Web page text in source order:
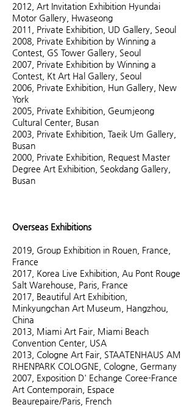
2012, Art Invitation Exhibition Hyundai
Motor Gallery, Hwaseong
2011, Private Exhibition, UD Gallery, Seoul
2008, Private Exhibition by Winning a
Contest, GS Tower Gallery, Seoul
2007, Private Exhibition by Winning a
Contest, Kt Art Hal Gallery, Seoul
2006, Private Exhibition, Hun Gallery, New
York
2005, Private Exhibition, Geumjeong
Cultural Center, Busan
2003, Private Exhibition, Taeik Um Gallery,
Busan
2000, Private Exhibition, Request Master
Degree Art Exhibition, Seokdang Gallery,
Busan
Overseas Exhibitions
2019, Group Exhibition in Rouen, France,
France
2017, Korea Live Exhibition, Au Pont Rouge
Salt Warehouse, Paris, France
2017, Beautiful Art Exhibition,
Minkyungchan Art Museum, Hangzhou,
China
2013, Miami Art Fair, Miami Beach
Convention Center, USA
2013, Cologne Art Fair, STAATENHAUS AM
RHENPARK COLOGNE, Cologne, Germany
2007, Exposition D' Echange Coree-France
Art Contemporain, Espace
Beaurepaire/Paris, French